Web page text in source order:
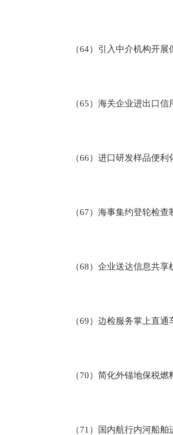
（64）引入中介机构开展
（65）海关企业进出口信
（66）进口研发样品便利
（67）海事集约登轮检查
（68）企业送达信息共享
（69）边检服务掌上直通
（70）简化外锚地保税燃
（71）国内航行内河船舶